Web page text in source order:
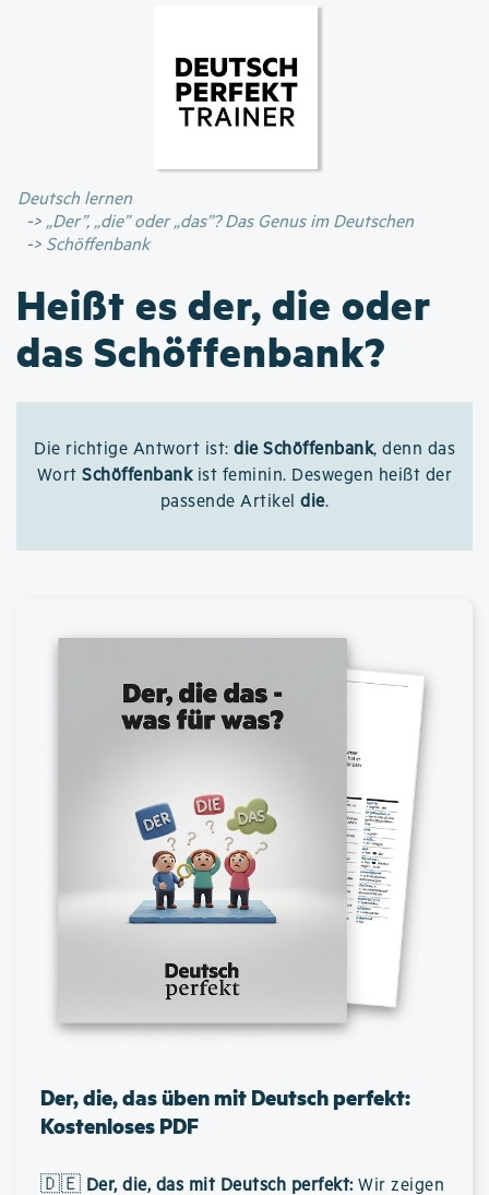
Inhalt
Deutsch lernen
„Der”, „die” oder „das”? Das Genus im Deutschen
Schöffenbank
Heißt es der, die oder
das Schöffenbank?
Die richtige Antwort ist: die Schöffenbank, denn das
WortSchöffenbankist feminin. Deswegen heißt der
passende Artikeldie.
Der, die, das üben mit Deutsch perfekt:
Kostenloses PDF
🇩🇪 Der, die, das mit Deutsch perfekt: Wir zeigen